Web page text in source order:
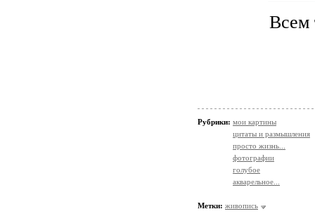
Всем
Рубрики: мои картины
цитаты и размышления
просто жизнь...
фотографии
голубое
акварельное...
Метки: живопись